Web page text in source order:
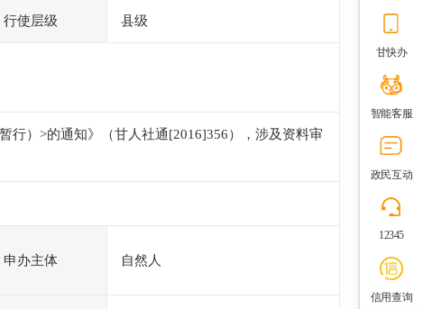
行使层级 县级
行）>的通知》（甘人社通[2016]356），涉及资料审
申办主体 自然人
甘快办
智能客服
政民互动
12345
信用查询